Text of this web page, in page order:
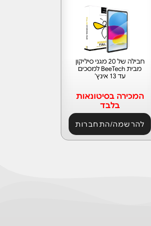
חבילה של 20 מגני סיליקון
מבית BeeTech למסכים
עד 13 אינץ’
המכירה בסיטונאות
בלבד
להרשמה/התחברות